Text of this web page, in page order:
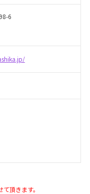
6
頂きます。